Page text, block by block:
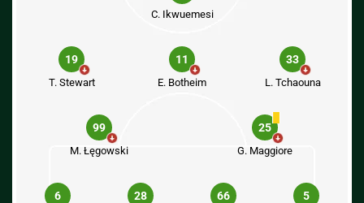
C. Ikwuemesi
19
T. Stewart
11
E. Botheim
33
L. Tchaouna
99
M. Łęgowski
25
G. Maggiore
6 28 66 5